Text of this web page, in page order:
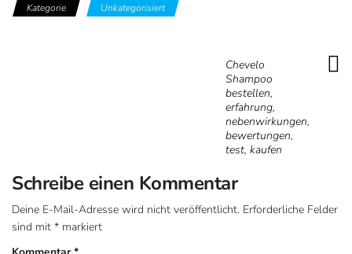
Kategorie Unkategorisiert
Chevelo
Shampoo
bestellen,
erfahrung,
nebenwirkungen,
bewertungen,
test, kaufen
Schreibe einen Kommentar
Deine E-Mail-Adresse wird nicht veröffentlicht. Erforderliche Felder
sind mit * markiert